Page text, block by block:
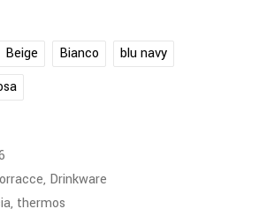
Beige Bianco
blu navy
, Drinkware
, thermos